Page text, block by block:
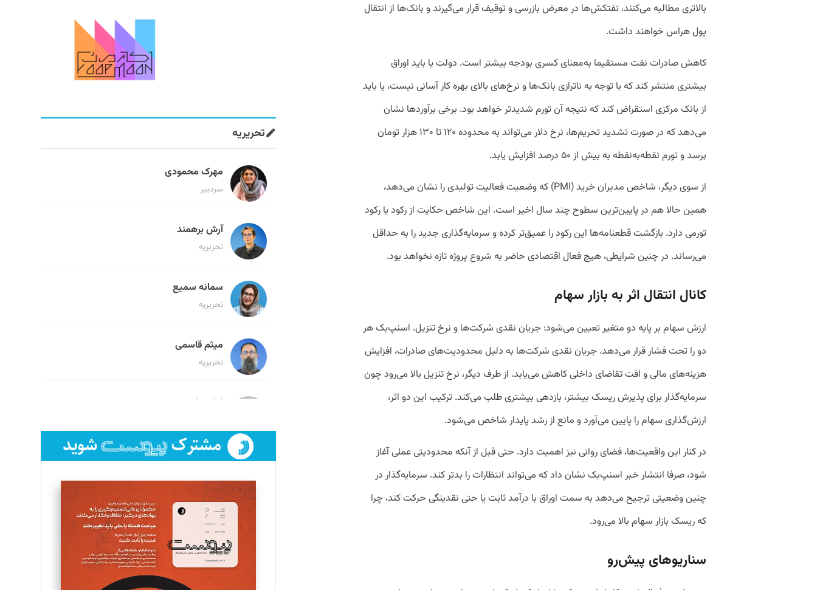
بالاتری مطالبه می‌کنند، نفتکش‌ها در معرض بازرسی و توقیف قرار می‌گیرند و بانک‌ها از انتقال
پول هراس خواهند داشت.
کاهش صادرات نفت مستقیما به‌معنای کسری بودجه بیشتر است. دولت یا باید اوراق
بیشتری منتشر کند که با توجه به ناترازی بانک‌ها و نرخ‌های بالای بهره کار آسانی نیست، یا باید
از بانک مرکزی استقراض کند که نتیجه آن تورم شدیدتر خواهد بود. برخی برآوردها نشان
می‌دهد که در صورت تشدید تحریم‌ها، نرخ دلار می‌تواند به محدوده ۱۲۰ تا ۱۳۰ هزار تومان
برسد و تورم نقطه‌به‌نقطه به بیش از ۵۰ درصد افزایش یابد.
از سوی دیگر، شاخص مدیران خرید (PMI) که وضعیت فعالیت تولیدی را نشان می‌دهد،
همین حالا هم در پایین‌ترین سطوح چند سال اخیر است. این شاخص حکایت از رکود یا رکود
تورمی دارد. بازگشت قطعنامه‌ها این رکود را عمیق‌تر کرده و سرمایه‌گذاری جدید را به حداقل
می‌رساند. در چنین شرایطی، هیچ فعال اقتصادی حاضر به شروع پروژه تازه نخواهد بود.
کانال انتقال اثر به بازار سهام
ارزش سهام بر پایه دو متغیر تعیین می‌شود: جریان نقدی شرکت‌ها و نرخ تنزیل. اسنپ‌بک هر
دو را تحت فشار قرار می‌دهد. جریان نقدی شرکت‌ها به دلیل محدودیت‌های صادرات، افزایش
هزینه‌های مالی و افت تقاضای داخلی کاهش می‌یابد. از طرف دیگر، نرخ تنزیل بالا می‌رود چون
سرمایه‌گذار برای پذیرش ریسک بیشتر، بازدهی بیشتری طلب می‌کند. ترکیب این دو اثر،
ارزش‌گذاری سهام را پایین می‌آورد و مانع از رشد پایدار شاخص می‌شود.
در کنار این واقعیت‌ها، فضای روانی نیز اهمیت دارد. حتی قبل از آنکه محدودیتی عملی آغاز
شود، صرفا انتشار خبر اسنپ‌بک نشان داد که می‌تواند انتظارات را بدتر کند. سرمایه‌گذار در
چنین وضعیتی ترجیح می‌دهد به سمت اوراق با درآمد ثابت یا حتی نقدینگی حرکت کند، چرا
که ریسک بازار سهام بالا می‌رود.
سناریوهای پیش‌رو
تحریریه
مهرک محمودی
سردبیر
آرش برهمند
تحریریه
سمانه سمیع
تحریریه
میثم قاسمی
تحریریه
لیلا حنارود
فائزه فتحی رستمی
تحریریه
سروش کرمیان
تحریریه
مینا پاکدل